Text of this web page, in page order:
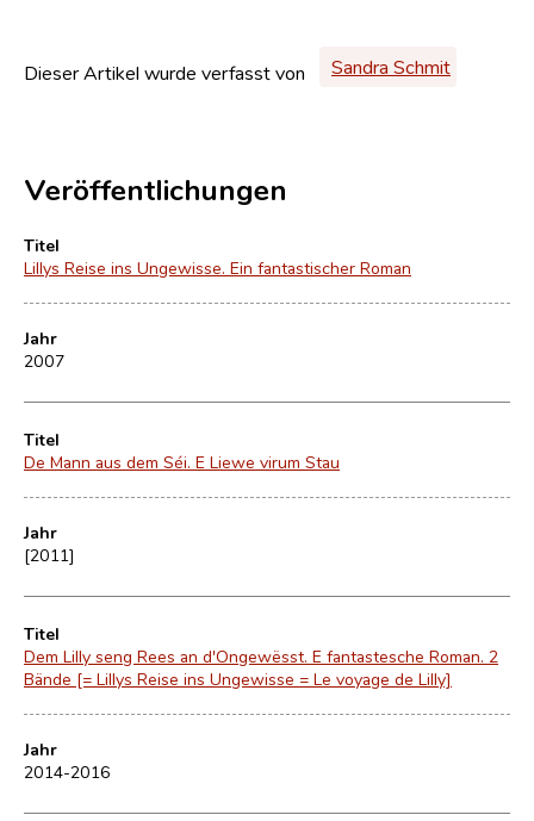
Dieser Artikel wurde verfasst von Sandra Schmit
Veröffentlichungen
Titel
Lillys Reise ins Ungewisse. Ein fantastischer Roman
Jahr
2007
Titel
De Mann aus dem Séi. E Liewe virum Stau
Jahr
[2011]
Titel
Dem Lilly seng Rees an d'Ongewësst. E fantastesche Roman. 2
Bände [= Lillys Reise ins Ungewisse = Le voyage de Lilly]
Jahr
2014-2016